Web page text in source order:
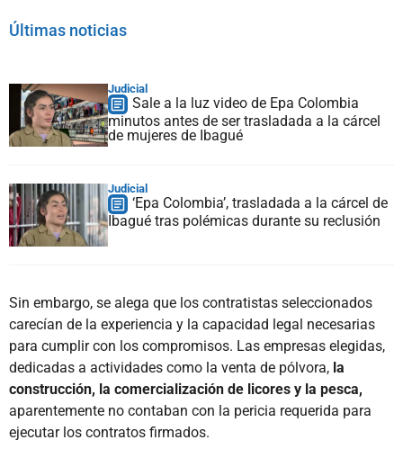
Últimas noticias
Judicial
Sale a la luz video de Epa Colombia
minutos antes de ser trasladada a la cárcel
de mujeres de Ibagué
Judicial
‘Epa Colombia’, trasladada a la cárcel de
Ibagué tras polémicas durante su reclusión
Sin embargo, se alega que los contratistas seleccionados
carecían de la experiencia y la capacidad legal necesarias
para cumplir con los compromisos. Las empresas elegidas,
dedicadas a actividades como la venta de pólvora, la
construcción, la comercialización de licores y la pesca,
aparentemente no contaban con la pericia requerida para
ejecutar los contratos firmados.